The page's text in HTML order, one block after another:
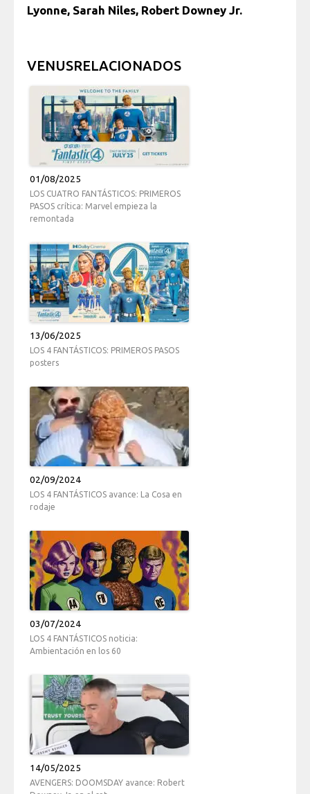
Lyonne, Sarah Niles, Robert Downey Jr.
VENUSRELACIONADOS
01/08/2025
LOS CUATRO FANTÁSTICOS: PRIMEROS
PASOS crítica: Marvel empieza la
remontada
13/06/2025
LOS 4 FANTÁSTICOS: PRIMEROS PASOS
posters
02/09/2024
LOS 4 FANTÁSTICOS avance: La Cosa en
rodaje
03/07/2024
LOS 4 FANTÁSTICOS noticia:
Ambientación en los 60
14/05/2025
AVENGERS: DOOMSDAY avance: Robert